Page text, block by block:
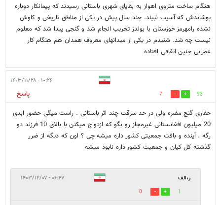
هنگام ساخت متروی اهواز به بقایای شهری باستانی رسیدند که پیمانکار دوباره
پوشاندش که آسیب نبیند. چند سال پیش در یکی از مناطق تاریخی و کاوش
نشده رامهرمز خوزستان با بولدز تخریب انجام شد و گنجی پیدا شد که معلوم
نیست چه شد. شنیدم در یکی از میدانهای معروف همدان هم هنگام کار
عمرانی چنین اتفاقی افتاده
۱۰:۲۶ - ۱۴۰۳/۱۱/۲۸
93
7
پاسخ
حفاری گنج مضره ولی در حد سرقت چند اثر باستانی . راست میگی حضور ابدی
20 میلیون افغانستانی غیرمجاز رو بگو که ازدواج میکنن با بالای 10 فرزند دو
رگه . آینده و بافت جمعیتی کشور داره میشه چی ؟ اون که دیگه از ضرر
گذشته کل کیان و جمعیت کشور داره نابود میشه
ر،الف ۰۶:۴۷ - ۱۴۰۳/۱۲/۰۷
1
0